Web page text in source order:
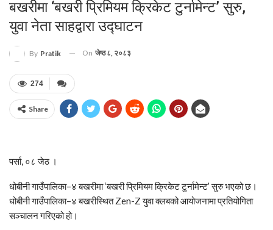
बखरीमा ‘बखरी प्रिमियम क्रिकेट टुर्नामेन्ट’ सुरु,
युवा नेता साहद्वारा उद्घाटन
By Pratik On जेष्ठ ८, २०८३
274
Share
पर्सा, ०८ जेठ ।
धोबीनी गाउँपालिका–४ बखरीमा ‘बखरी प्रिमियम क्रिकेट टुर्नामेन्ट’ सुरु भएको छ।
धोबीनी गाउँपालिका–४ बखरीस्थित Zen-Z युवा क्लबको आयोजनामा प्रतियोगिता
सञ्चालन गरिएको हो।